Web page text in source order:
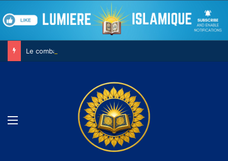
Le combat contre son âme